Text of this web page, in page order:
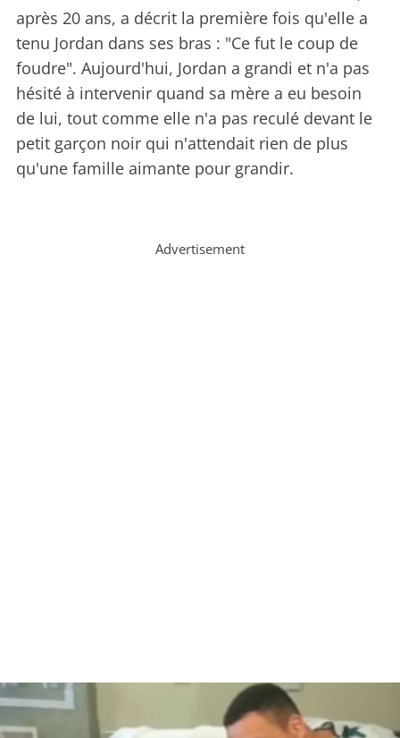
après 20 ans, a décrit la première fois qu'elle a
tenu Jordan dans ses bras : "Ce fut le coup de
foudre". Aujourd'hui, Jordan a grandi et n'a pas
hésité à intervenir quand sa mère a eu besoin
de lui, tout comme elle n'a pas reculé devant le
petit garçon noir qui n'attendait rien de plus
qu'une famille aimante pour grandir.
Advertisement